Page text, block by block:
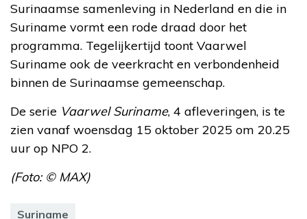
Surinaamse samenleving in Nederland en die in
Suriname vormt een rode draad door het
programma. Tegelijkertijd toont Vaarwel
Suriname ook de veerkracht en verbondenheid
binnen de Surinaamse gemeenschap.
De serie Vaarwel Suriname, 4 afleveringen, is te
zien vanaf woensdag 15 oktober 2025 om 20.25
uur op NPO 2.
(Foto: © MAX)
Suriname